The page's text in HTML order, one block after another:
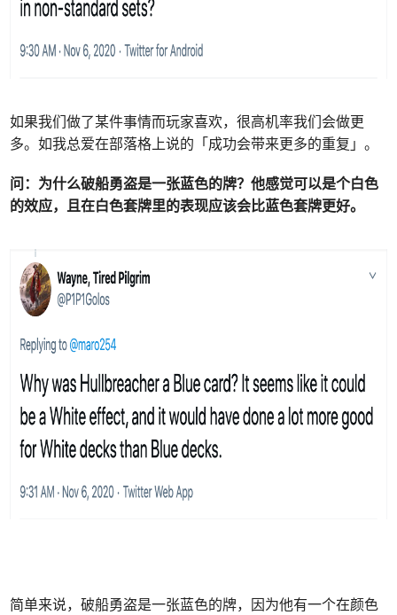
如果我们做了某件事情而玩家喜欢，很高机率我们会做更
多。如我总爱在部落格上说的「成功会带来更多的重复」。
问： 为什么破船勇盗是一张蓝色的牌？他感觉可以是个白色
的效应，且在白色套牌里的表现应该会比蓝色套牌更好。
简单来说，破船勇盗是一张蓝色的牌，因为他有一个在颜色